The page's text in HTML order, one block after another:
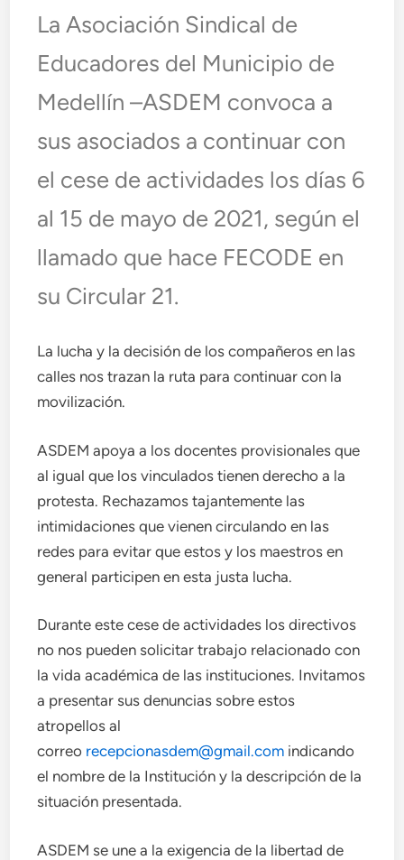
La Asociación Sindical de
Educadores del Municipio de
Medellín –ASDEM convoca a
sus asociados a continuar con
el cese de actividades los días 6
al 15 de mayo de 2021, según el
llamado que hace FECODE en
su Circular 21.
La lucha y la decisión de los compañeros en las
calles nos trazan la ruta para continuar con la
movilización.
ASDEM apoya a los docentes provisionales que
al igual que los vinculados tienen derecho a la
protesta. Rechazamos tajantemente las
intimidaciones que vienen circulando en las
redes para evitar que estos y los maestros en
general participen en esta justa lucha.
Durante este cese de actividades los directivos
no nos pueden solicitar trabajo relacionado con
la vida académica de las instituciones. Invitamos
a presentar sus denuncias sobre estos
atropellos al
correo recepcionasdem@gmail.com indicando
el nombre de la Institución y la descripción de la
situación presentada.
ASDEM se une a la exigencia de la libertad de